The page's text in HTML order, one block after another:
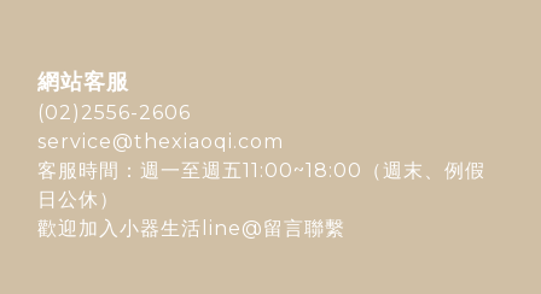
網站客服
(02)2556-2606
service@thexiaoqi.com
客服時間：週一至週五11:00~18:00（週末、例假
日公休）
歡迎加入 小器生活line@留言聯繫